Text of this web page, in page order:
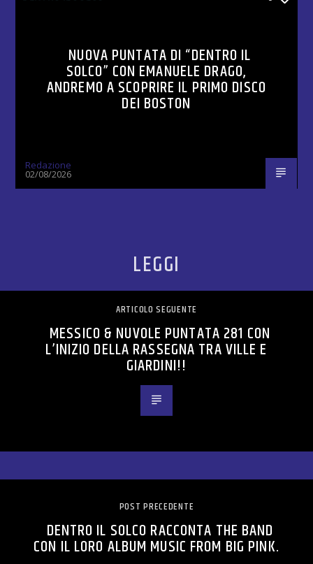
NUOVA PUNTATA DI “DENTRO IL
SOLCO” CON EMANUELE DRAGO,
ANDREMO A SCOPRIRE IL PRIMO DISCO
DEI BOSTON
Redazione
02/08/2026
LEGGI
ARTICOLO SEGUENTE
MESSICO & NUVOLE PUNTATA 281 CON
L’INIZIO DELLA RASSEGNA TRA VILLE E
GIARDINI!!
POST PRECEDENTE
DENTRO IL SOLCO RACCONTA THE BAND
CON IL LORO ALBUM MUSIC FROM BIG PINK.